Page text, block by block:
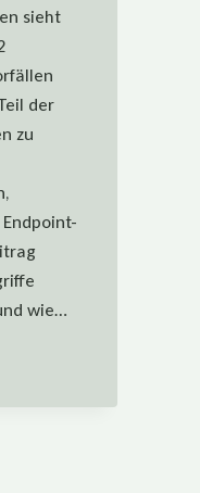
sieht
der
zu
wie…